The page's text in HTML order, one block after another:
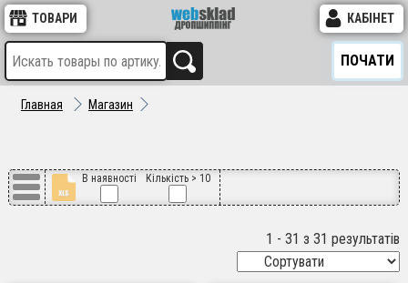
ТОВАРИ КАБІНЕТ
ПОЧАТИ
Главная Магазин
В наявності Кількість > 10
1 - 31 з 31 результатів